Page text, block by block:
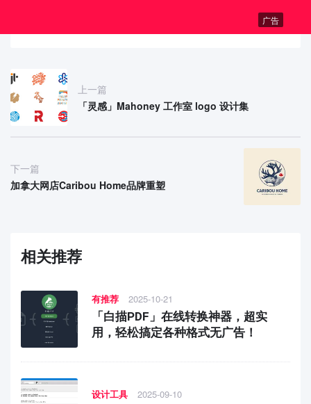
广告
上一篇
「灵感」Mahoney 工作室 logo 设计集
下一篇
加拿大网店Caribou Home品牌重塑
相关推荐
有推荐 2025-10-21
「白描PDF」在线转换神器，超实
用，轻松搞定各种格式无广告！
设计工具 2025-09-10